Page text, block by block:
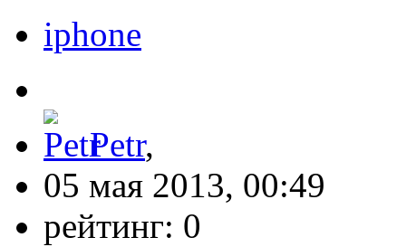
iphone
Petr,
05 мая 2013, 00:49
рейтинг: 0